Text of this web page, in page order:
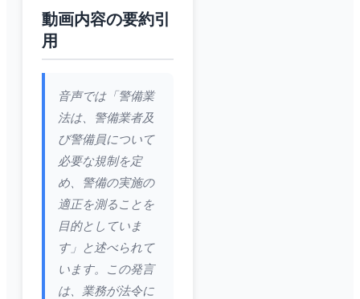
動画内容の要約引
用
音声では「警備業
法は、警備業者及
び警備員について
必要な規制を定
め、警備の実施の
適正を測ることを
目的としていま
す」と述べられて
います。この発言
は、業務が法令に